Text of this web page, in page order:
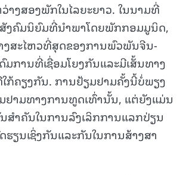
າງສອງພັກໃນໄລຍະຍາວ. ໃນນາມທີ່
ສັງຄົມນິຍົມທີ່ນຳພາໂດຍພັກກອມມູນິດ,
ງສະໄຫວທີ່ສຸດຂອງການພົວພັນຈີນ-
ການທີ່ເຊື່ອມໂຍງກັນແລະມີເສັ້ນທາງ
ກ້ຄຽງກັນ. ການຢ້ຽມຢາມຄັ້ງນີ້ບໍ່ພຽງ
ຢາມທາງການທູດເທົ່ານັ້ນ, ແຕ່ຍັງແມ່ນ
ຳຄັນໃນການລົງເລິກການແລກປ່ຽນ
ຽນເຊິ່ງກັນແລະກັນໃນການສ້າງສາ